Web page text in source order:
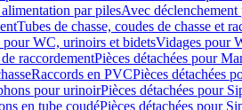
par pilesAvec
Tubes de chasse, coudes de chasse et
pour WC, urinoirs et bidetsVidages pour
raccordementPièces détachées pour
Raccords en PVCPièces détachées
pour urinoirPièces détachées pour
en tube coudéPièces détachées pour